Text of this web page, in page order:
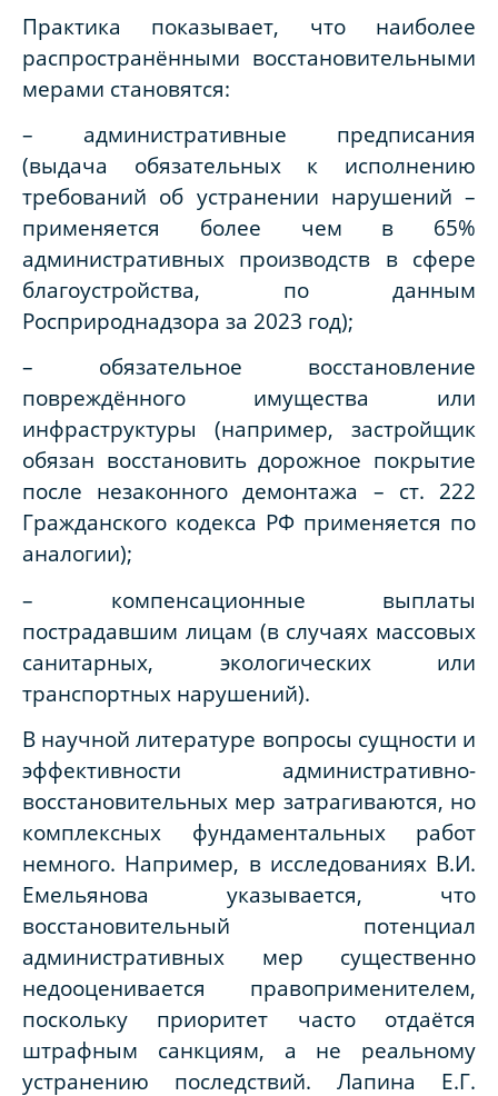
Практика показывает, что наиболее
распространёнными восстановительными
мерами становятся:
– административные предписания
(выдача обязательных к исполнению
требований об устранении нарушений –
применяется более чем в 65%
административных производств в сфере
благоустройства, по данным
Росприроднадзора за 2023 год);
– обязательное восстановление
повреждённого имущества или
инфраструктуры (например, застройщик
обязан восстановить дорожное покрытие
после незаконного демонтажа – ст. 222
Гражданского кодекса РФ применяется по
аналогии);
– компенсационные выплаты
пострадавшим лицам (в случаях массовых
санитарных, экологических или
транспортных нарушений).
В научной литературе вопросы сущности и
эффективности административно-
восстановительных мер затрагиваются, но
комплексных фундаментальных работ
немного. Например, в исследованиях В.И.
Емельянова указывается, что
восстановительный потенциал
административных мер существенно
недооценивается правоприменителем,
поскольку приоритет часто отдаётся
штрафным санкциям, а не реальному
устранению последствий. Лапина Е.Г.